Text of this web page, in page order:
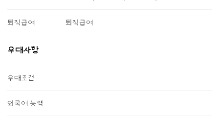
퇴직급여 퇴직급여
우대사항
우대조건
외국어 능력